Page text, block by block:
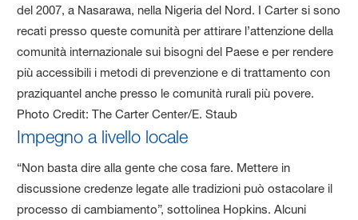
del 2007, a Nasarawa, nella Nigeria del Nord. I Carter si sono
recati presso queste comunità per attirare l’attenzione della
comunità internazionale sui bisogni del Paese e per rendere
più accessibili i metodi di prevenzione e di trattamento con
praziquantel anche presso le comunità rurali più povere.
Photo Credit: The Carter Center/E. Staub
Impegno a livello locale
“Non basta dire alla gente che cosa fare. Mettere in
discussione credenze legate alle tradizioni può ostacolare il
processo di cambiamento”, sottolinea Hopkins. Alcuni